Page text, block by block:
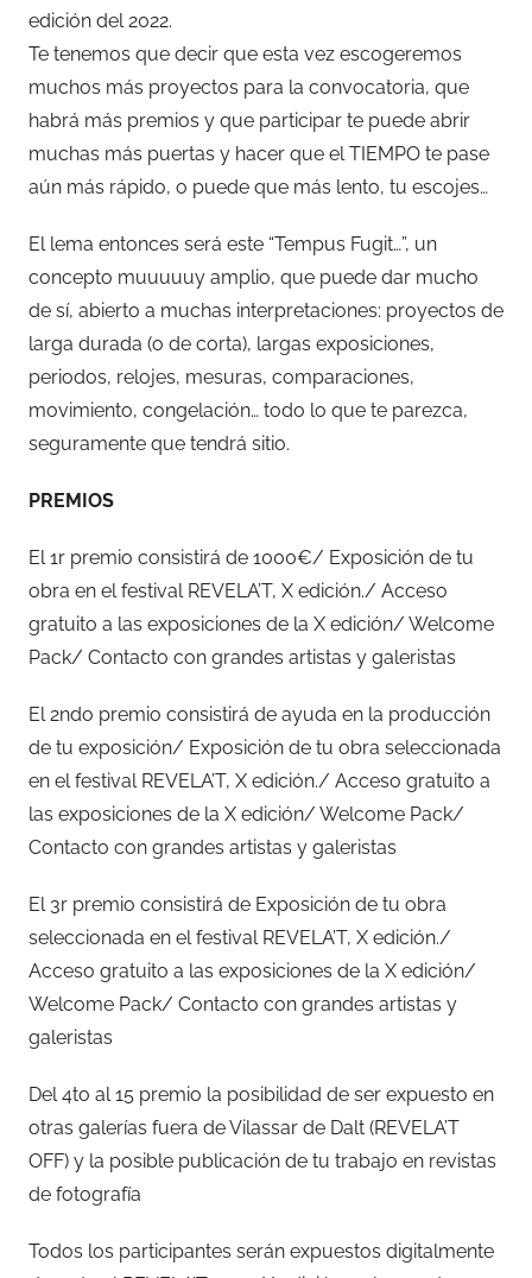
edición del 2022.
Te tenemos que decir que esta vez escogeremos
muchos más proyectos para la convocatoria, que
habrá más premios y que participar te puede abrir
muchas más puertas y hacer que el TIEMPO te pase
aún más rápido, o puede que más lento, tu escojes…
El lema entonces será este “Tempus Fugit…”, un
concepto muuuuuy amplio, que puede dar mucho
de sí, abierto a muchas interpretaciones: proyectos de
larga durada (o de corta), largas exposiciones,
periodos, relojes, mesuras, comparaciones,
movimiento, congelación… todo lo que te parezca,
seguramente que tendrá sitio.
PREMIOS
El 1r premio consistirá de 1000€/ Exposición de tu
obra en el festival REVELA’T, X edición./ Acceso
gratuito a las exposiciones de la X edición/ Welcome
Pack/ Contacto con grandes artistas y galeristas
El 2ndo premio consistirá de ayuda en la producción
de tu exposición/ Exposición de tu obra seleccionada
en el festival REVELA’T, X edición./ Acceso gratuito a
las exposiciones de la X edición/ Welcome Pack/
Contacto con grandes artistas y galeristas
El 3r premio consistirá de Exposición de tu obra
seleccionada en el festival REVELA’T, X edición./
Acceso gratuito a las exposiciones de la X edición/
Welcome Pack/ Contacto con grandes artistas y
galeristas
Del 4to al 15 premio la posibilidad de ser expuesto en
otras galerías fuera de Vilassar de Dalt (REVELA’T
OFF) y la posible publicación de tu trabajo en revistas
de fotografía
Todos los participantes serán expuestos digitalmente